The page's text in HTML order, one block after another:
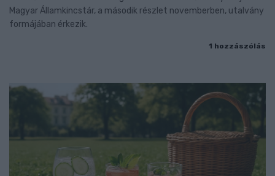
Magyar Államkincstár, a második részlet novemberben, utalvány
formájában érkezik.
1 hozzászólás